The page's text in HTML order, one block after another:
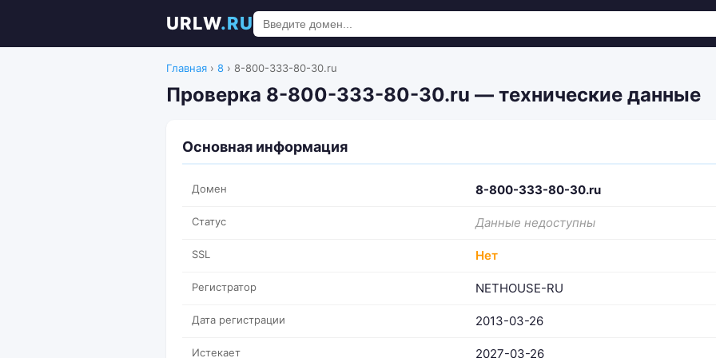
URLW.RU
Главная › 8 › 8-800-333-80-30.ru
Проверка 8-800-333-80-30.ru — технические данные
Основная информация
Домен 8-800-333-80-30.ru
Статус Данные недоступны
SSL Нет
Регистратор NETHOUSE-RU
Дата регистрации 2013-03-26
Истекает 2027-03-26